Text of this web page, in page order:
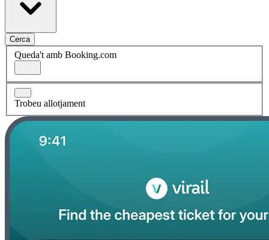
Cerca
Queda't amb Booking.com
Trobeu allotjament